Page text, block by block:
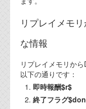
設計ブログ
テクノロジ
外部投稿記事
ブログテーマ
リプレイメモ
な情報
リプレイメモリか
以下の通りです：
即時報酬$r$
終了フラグ